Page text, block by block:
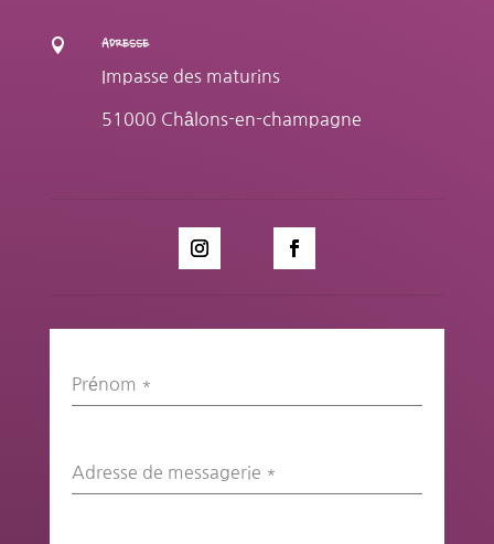
 ADRESSE
Impasse des maturins
51000 Châlons-en-champagne
Prénom *
Adresse de messagerie *